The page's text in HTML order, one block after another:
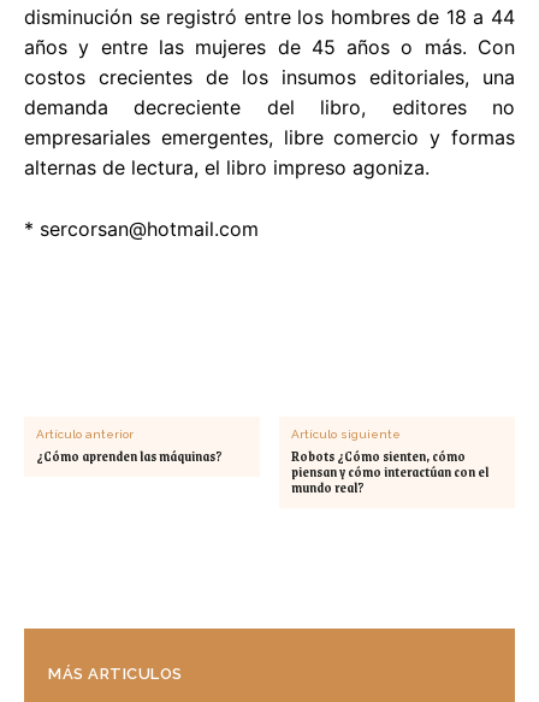
disminución se registró entre los hombres de 18 a 44
años y entre las mujeres de 45 años o más. Con
costos crecientes de los insumos editoriales, una
demanda decreciente del libro, editores no
empresariales emergentes, libre comercio y formas
alternas de lectura, el libro impreso agoniza.
* sercorsan@hotmail.com
Artículo anterior
¿Cómo aprenden las máquinas?
Artículo siguiente
Robots ¿Cómo sienten, cómo
piensan y cómo interactúan con el
mundo real?
MÁS ARTICULOS